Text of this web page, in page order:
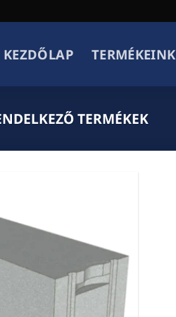
KEZDŐLAP TERMÉKEINK
TERMÉKEK